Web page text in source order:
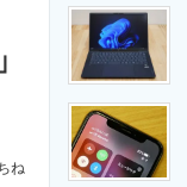
業のIT導入・活用を支援
ルギーの専門メディア
ね